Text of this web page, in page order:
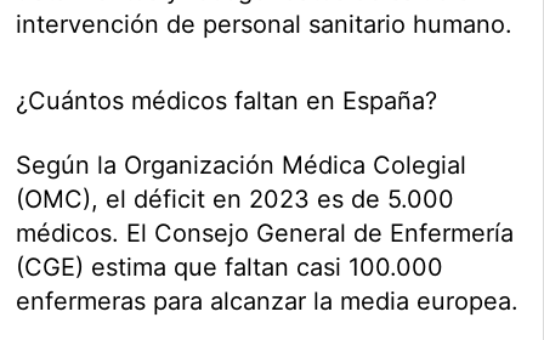
intervención de personal sanitario humano.
¿Cuántos médicos faltan en España?
Según la Organización Médica Colegial
(OMC), el déficit en 2023 es de 5.000
médicos. El Consejo General de Enfermería
(CGE) estima que faltan casi 100.000
enfermeras para alcanzar la media europea.